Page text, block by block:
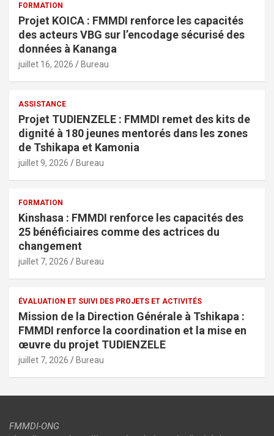
FORMATION
Projet KOICA : FMMDI renforce les capacités
des acteurs VBG sur l’encodage sécurisé des
données à Kananga
juillet 16, 2026 Bureau
ASSISTANCE
Projet TUDIENZELE : FMMDI remet des kits de
dignité à 180 jeunes mentorés dans les zones
de Tshikapa et Kamonia
juillet 9, 2026 Bureau
FORMATION
Kinshasa : FMMDI renforce les capacités des
25 bénéficiaires comme des actrices du
changement
juillet 7, 2026 Bureau
ÉVALUATION ET SUIVI DES PROJETS ET ACTIVITÉS
Mission de la Direction Générale à Tshikapa :
FMMDI renforce la coordination et la mise en
œuvre du projet TUDIENZELE
juillet 7, 2026 Bureau
FMMDI-ONG